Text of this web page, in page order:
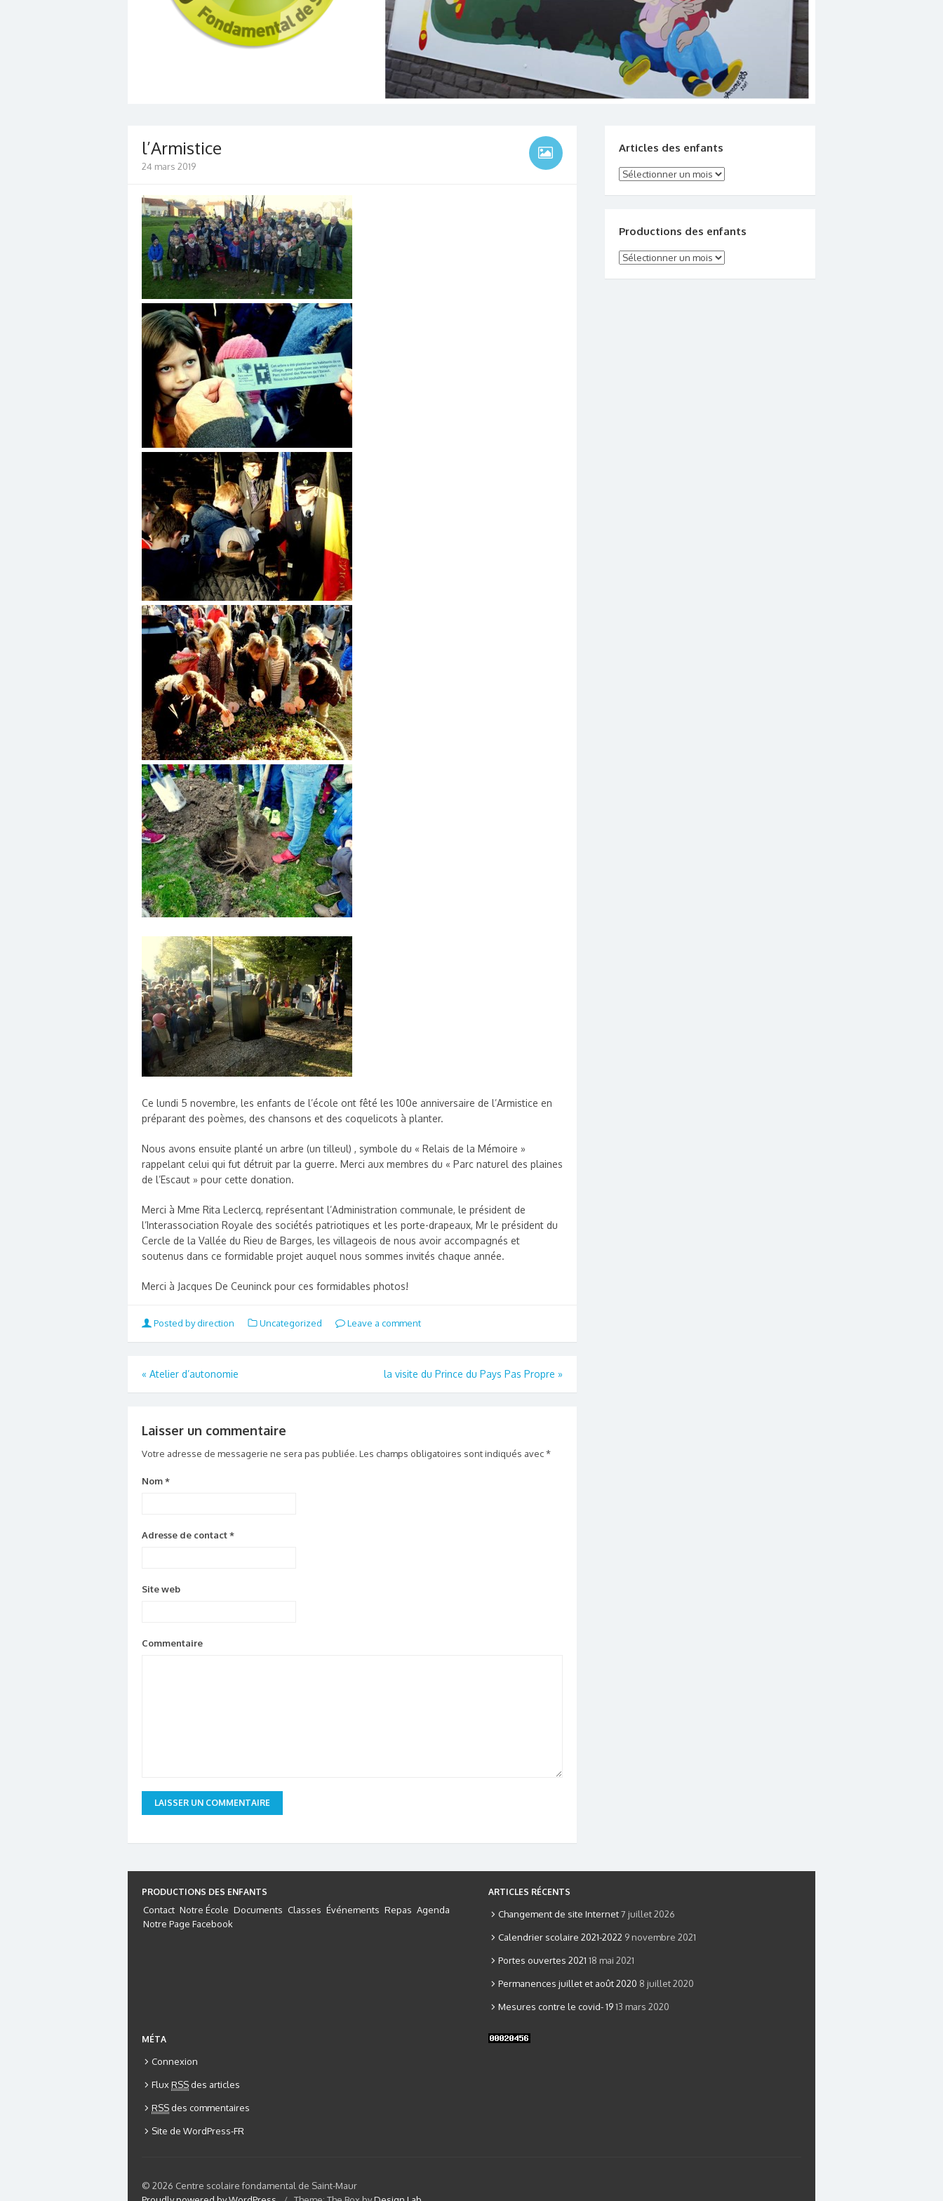
l’Armistice
24 mars 2019
Ce lundi 5 novembre, les enfants de l’école ont fêté les 100e anniversaire de l’Armistice en
préparant des poèmes, des chansons et des coquelicots à planter.
Nous avons ensuite planté un arbre (un tilleul) , symbole du « Relais de la Mémoire »
rappelant celui qui fut détruit par la guerre. Merci aux membres du « Parc naturel des plaines
de l’Escaut » pour cette donation.
Merci à Mme Rita Leclercq, représentant l’Administration communale, le président de
l’Interassociation Royale des sociétés patriotiques et les porte-drapeaux, Mr le président du
Cercle de la Vallée du Rieu de Barges, les villageois de nous avoir accompagnés et
soutenus dans ce formidable projet auquel nous sommes invités chaque année.
Merci à Jacques De Ceuninck pour ces formidables photos!
Posted by direction Uncategorized Leave a comment
« Atelier d’autonomie la visite du Prince du Pays Pas Propre »
Laisser un commentaire
Votre adresse de messagerie ne sera pas publiée. Les champs obligatoires sont indiqués avec*
Nom*
Adresse de contact*
Site web
Commentaire
Articles des enfants
Articles des enfants
Productions des enfants
Productions des enfants
PRODUCTIONS DES ENFANTS
Contact Notre École Documents Classes Événements Repas Agenda
Notre Page Facebook
ARTICLES RÉCENTS
Changement de site Internet 7 juillet 2026
Calendrier scolaire 2021-2022 9 novembre 2021
Portes ouvertes 2021 18 mai 2021
Permanences juillet et août 2020 8 juillet 2020
Mesures contre le covid- 19 13 mars 2020
MÉTA
Connexion
FluxRSS des articles
RSS des commentaires
Site de WordPress-FR
© 2026 Centre scolaire fondamental de Saint-Maur